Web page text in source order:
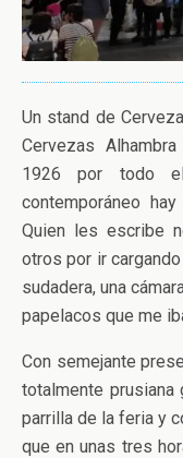
Un stand de
Cervezas
1926 por todo
contemporáneo
Quien les escribe
otros por ir
sudadera, una
papelacos que me
Con semejante
totalmente
parrilla de la feria y
que en unas tres